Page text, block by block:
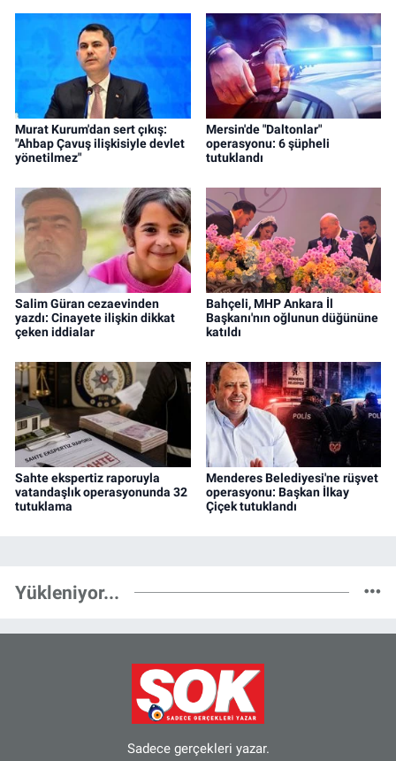
Murat Kurum'dan sert çıkış:
"Ahbap Çavuş ilişkisiyle devlet
yönetilmez"
Mersin'de "Daltonlar"
operasyonu: 6 şüpheli
tutuklandı
Salim Güran cezaevinden
yazdı: Cinayete ilişkin dikkat
çeken iddialar
Bahçeli, MHP Ankara İl
Başkanı'nın oğlunun düğününe
katıldı
Sahte ekspertiz raporuyla
vatandaşlık operasyonunda 32
tutuklama
Menderes Belediyesi'ne rüşvet
operasyonu: Başkan İlkay
Çiçek tutuklandı
Yükleniyor...
Sadece gerçekleri yazar.